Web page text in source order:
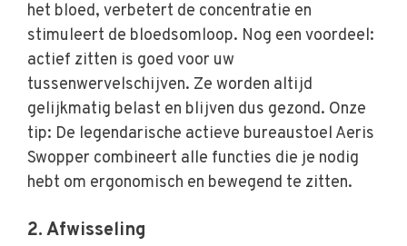
het bloed, verbetert de concentratie en
stimuleert de bloedsomloop. Nog een voordeel:
actief zitten is goed voor uw
tussenwervelschijven. Ze worden altijd
gelijkmatig belast en blijven dus gezond. Onze
tip: De legendarische actieve bureaustoel Aeris
Swopper combineert alle functies die je nodig
hebt om ergonomisch en bewegend te zitten.
2. Afwisseling